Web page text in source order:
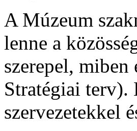
A Múzeum
lenne a
szerepel,
Stratégiai terv).
szervezetekkel